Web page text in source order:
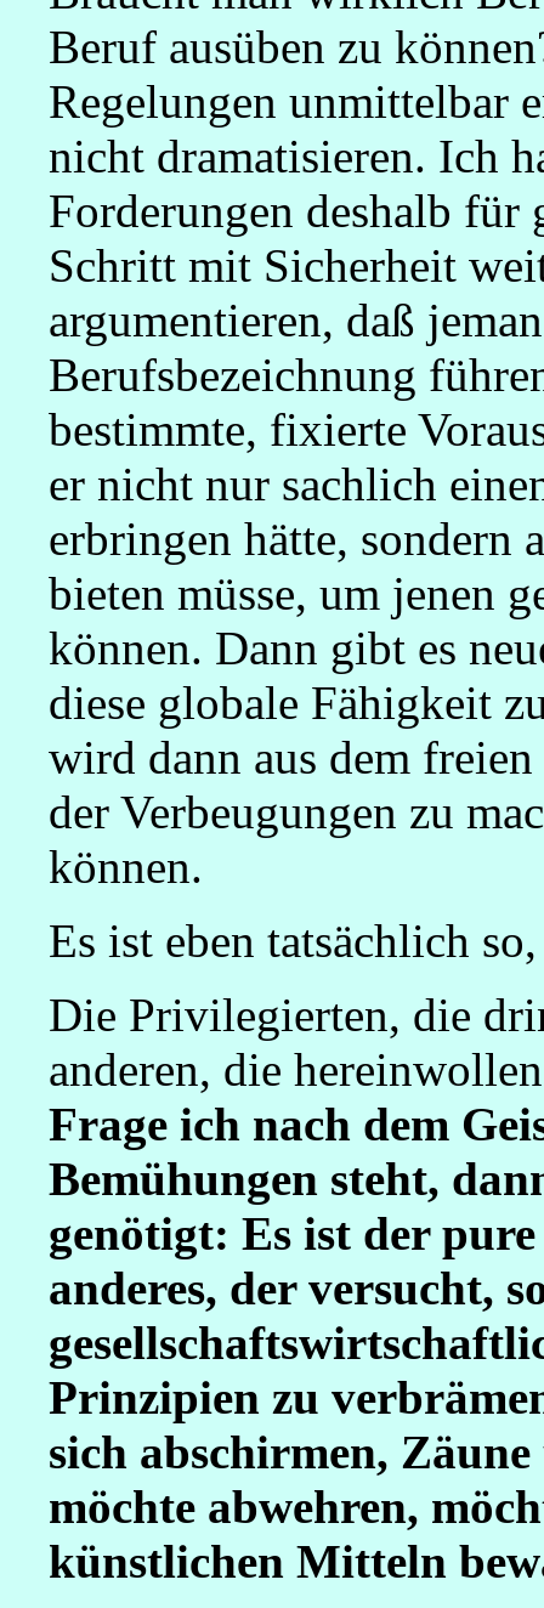
Beruf ausüben zu
Regelungen unmittelbar
nicht dramatisieren. Ich
Forderungen deshalb für
Schritt mit Sicherheit
argumentieren, daß
Berufsbezeichnung
bestimmte, fixierte
er nicht nur sachlich
erbringen hätte, sondern
bieten müsse, um jenen
können. Dann gibt es
diese globale Fähigkeit
wird dann aus dem
der Verbeugungen zu
können.
Es ist eben tatsächlich
Die Privilegierten, die
anderen, die
Frage ich nach dem
Bemühungen steht,
genötigt: Es ist der
anderes, der versucht,
Prinzipien zu
sich abschirmen,
möchte abwehren,
künstlichen Mitteln